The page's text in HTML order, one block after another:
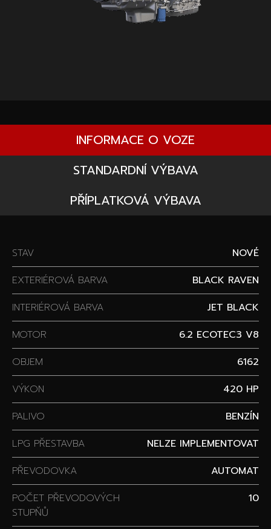
INFORMACE O VOZE
STANDARDNÍ VÝBAVA
PŘÍPLATKOVÁ VÝBAVA
STAV
NOVÉ
EXTERIÉROVÁ BARVA
BLACK RAVEN
INTERIÉROVÁ BARVA
JET BLACK
MOTOR
6.2 ECOTEC3 V8
OBJEM
6162
VÝKON
420 HP
PALIVO
BENZÍN
LPG PŘESTAVBA
NELZE IMPLEMENTOVAT
PŘEVODOVKA
AUTOMAT
POČET PŘEVODOVÝCH
STUPŇŮ
10